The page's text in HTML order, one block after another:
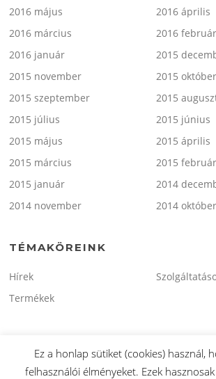
2016 május
2016 április
2016 március
2016 február
2016 január
2015
2015 november
2015 október
2015 szeptember
2015
2015 július
2015 június
2015 május
2015 április
2015 március
2015 február
2015 január
2014
2014 november
2014 október
TÉMAKÖREINK
Hírek
Termékek
Ez a honlap sütiket (cookies) használ,
felhasználói élményeket. Ezek